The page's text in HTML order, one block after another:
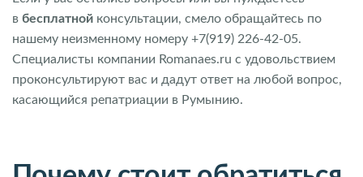
в бесплатной консультации, смело обращайтесь по
нашему неизменному номеру +7(919) 226-42-05.
Специалисты компании Romanaes.ru с удовольствием
проконсультируют вас и дадут ответ на любой вопрос,
касающийся репатриации в Румынию.